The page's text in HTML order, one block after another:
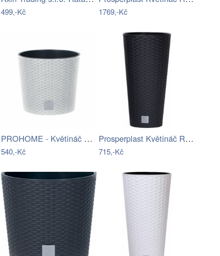
499,-Kč 1769,-Kč
PROHOME - Květináč Rato Round 30cm bílý
540,-Kč
Prosperplast Květináč Round Rato tmavě…
715,-Kč